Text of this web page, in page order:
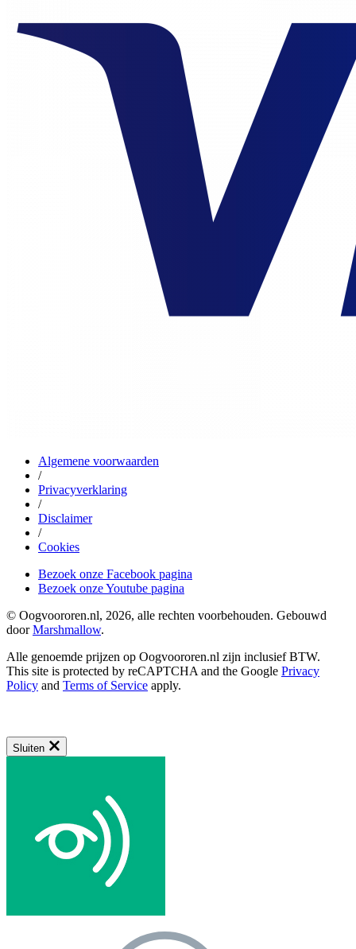
Algemene voorwaarden
/
Privacyverklaring
/
Disclaimer
/
Cookies
Bezoek onze Facebook pagina
Bezoek onze Youtube pagina
© Oogvoororen.nl, 2026, alle rechten voorbehouden. Gebouwd
doorMarshmallow.
Alle genoemde prijzen op Oogvoororen.nl zijn inclusief BTW.
This site is protected by reCAPTCHA and the Google Privacy
Policy and Terms of Service apply.
Sluiten